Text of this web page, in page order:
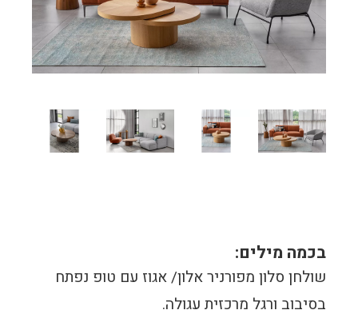
בכמה מילים:
שולחן סלון מפורניר אלון/ אגוז עם טופ נפתח
בסיבוב ורגל מרכזית עגולה.